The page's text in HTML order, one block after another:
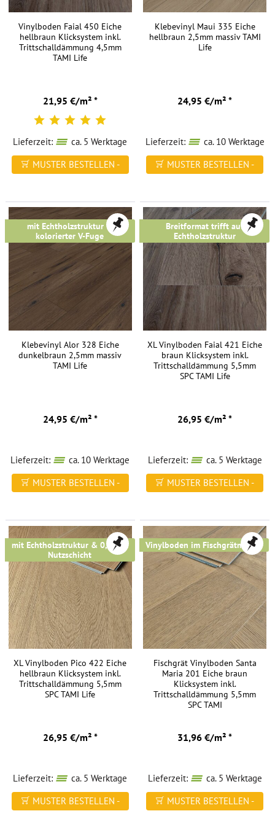
Vinylboden Faial 450 Eiche
hellbraun Klicksystem inkl.
Trittschalldämmung 4,5mm
TAMI Life
21,95 €/m² *
Lieferzeit:
ca. 5 Werktage
MUSTER BESTELLEN -
Klebevinyl Maui 335 Eiche
hellbraun 2,5mm massiv TAMI
Life
24,95 €/m² *
Lieferzeit:
ca. 10 Werktage
MUSTER BESTELLEN -
mit Echtholzstruktur &
kolorierter V-Fuge
Klebevinyl Alor 328 Eiche
dunkelbraun 2,5mm massiv
TAMI Life
24,95 €/m² *
Lieferzeit:
ca. 10 Werktage
MUSTER BESTELLEN -
Breitformat trifft auf
Echtholzstruktur
XL Vinylboden Faial 421 Eiche
braun Klicksystem inkl.
Trittschalldämmung 5,5mm
SPC TAMI Life
26,95 €/m² *
Lieferzeit:
ca. 5 Werktage
MUSTER BESTELLEN -
mit Echtholzstruktur & 0,5 mm
Nutzschicht
XL Vinylboden Pico 422 Eiche
hellbraun Klicksystem inkl.
Trittschalldämmung 5,5mm
SPC TAMI Life
26,95 €/m² *
Lieferzeit:
ca. 5 Werktage
MUSTER BESTELLEN -
Vinylboden im Fischgrätmuster
Fischgrät Vinylboden Santa
Maria 201 Eiche braun
Klicksystem inkl.
Trittschalldämmung 5,5mm
SPC TAMI
31,96 €/m² *
Lieferzeit:
ca. 5 Werktage
MUSTER BESTELLEN -